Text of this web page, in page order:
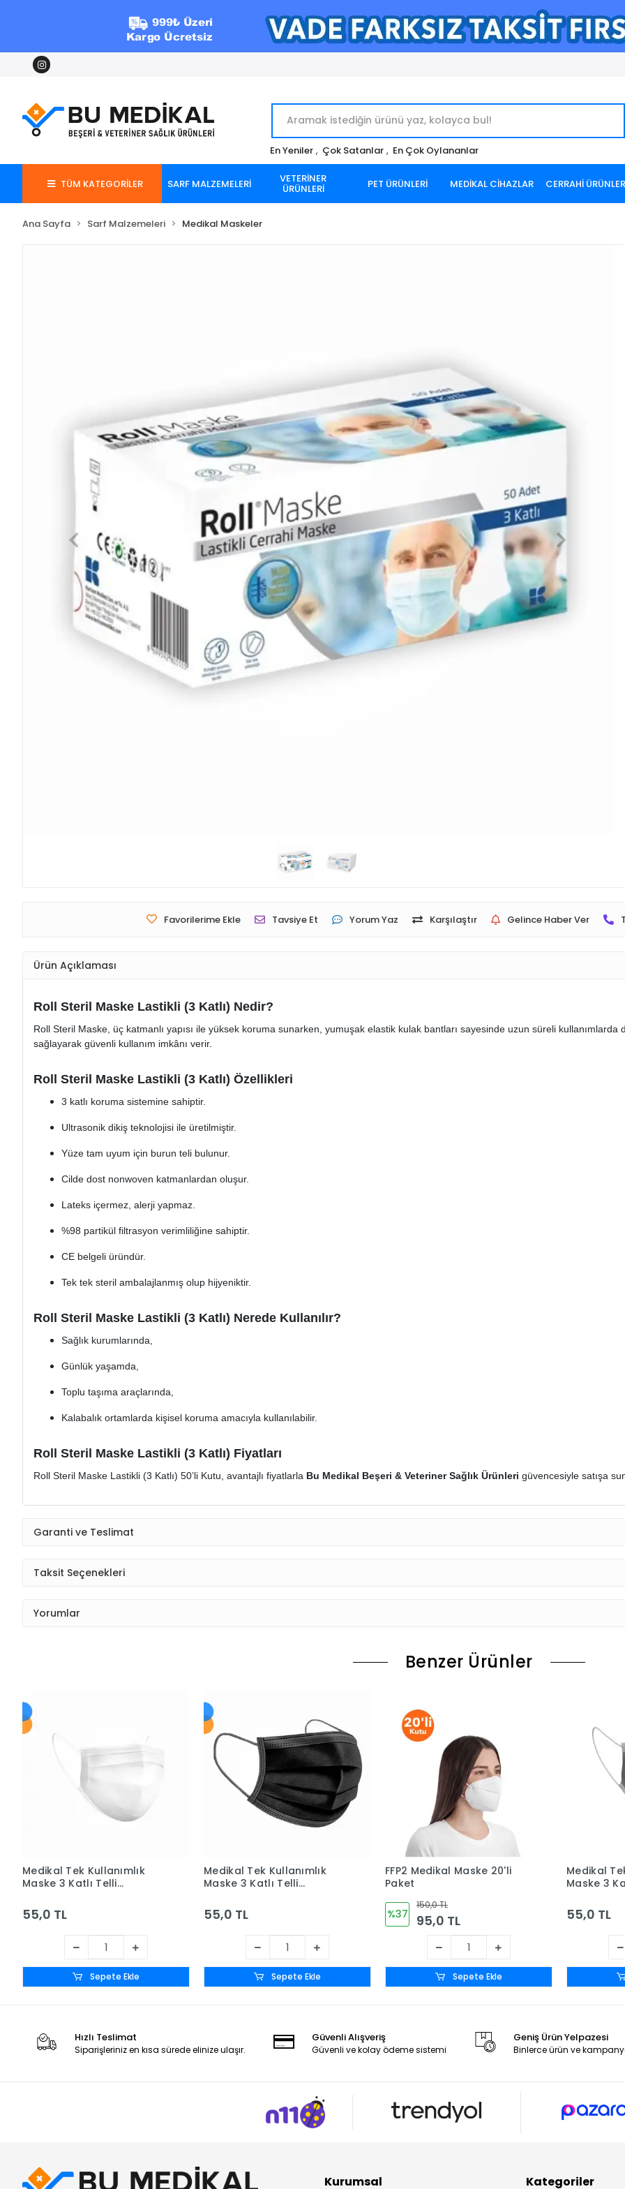
En Yeniler , Çok Satanlar , En Çok Oylananlar
TÜM KATEGORİLER SARF MALZEMELERİ VETERİNER
ÜRÜNLERİ PET ÜRÜNLERİ MEDİKAL CİHAZLAR CERRAHİ ÜRÜNLER
Ana Sayfa Sarf Malzemeleri Medikal Maskeler
Favorilerime Ekle Tavsiye Et Yorum Yaz Karşılaştır Gelince Haber Ver
Ürün Açıklaması
Roll Steril Maske Lastikli (3 Katlı) Nedir?
Roll Steril Maske, üç katmanlı yapısı ile yüksek koruma sunarken, yumuşak elastik kulak bantları sayesinde uzun süreli
sağlayarak güvenli kullanım imkânı verir.
Roll Steril Maske Lastikli (3 Katlı) Özellikleri
3 katlı koruma sistemine sahiptir.
Ultrasonik dikiş teknolojisi ile üretilmiştir.
Yüze tam uyum için burun teli bulunur.
Cilde dost nonwoven katmanlardan oluşur.
Lateks içermez, alerji yapmaz.
%98 partikül filtrasyon verimliliğine sahiptir.
CE belgeli üründür.
Tek tek steril ambalajlanmış olup hijyeniktir.
Roll Steril Maske Lastikli (3 Katlı) Nerede Kullanılır?
Sağlık kurumlarında,
Günlük yaşamda,
Toplu taşıma araçlarında,
Kalabalık ortamlarda kişisel koruma amacıyla kullanılabilir.
Roll Steril Maske Lastikli (3 Katlı) Fiyatları
Roll Steril Maske Lastikli (3 Katlı) 50’li Kutu, avantajlı fiyatlarla Bu Medikal Beşeri & Veteriner Sağlık Ürünleri güvencesiyle satışa
Garanti ve Teslimat
Taksit Seçenekleri
Yorumlar
Benzer Ürünler
Medikal Tek Kullanımlık
Maske 3 Katlı Telli
- Beyaz
55,0 TL
Sepete Ekle
Medikal Tek Kullanımlık
Maske 3 Katlı Telli
- Siyah
55,0 TL
Sepete Ekle
FFP2 Medikal Maske 20'li
Paket
%37
150,0 TL
95,0 TL
Sepete Ekle
Medikal
Maske 3
- Gri
55,0 TL
Hızlı Teslimat
Siparişleriniz en kısa sürede elinize ulaşır.
Güvenli Alışveriş
Güvenli ve kolay ödeme sistemi
Geniş Ürün Yelpazesi
Binlerce ürün ve
Kurumsal Kategoriler